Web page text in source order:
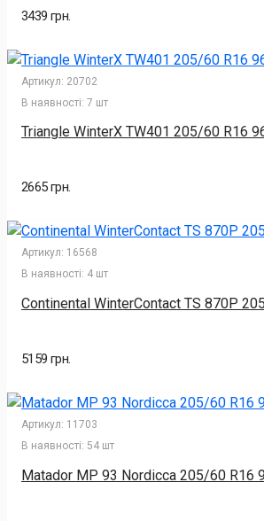
3439 грн.
Артикул: 20702
В наявності: 7 шт
Triangle WinterX TW401 205/60 R16
2665 грн.
Артикул: 16568
В наявності: 4 шт
Continental WinterContact TS 870P
5159 грн.
Артикул: 11703
В наявності: 54 шт
Matador MP 93 Nordicca 205/60 R16